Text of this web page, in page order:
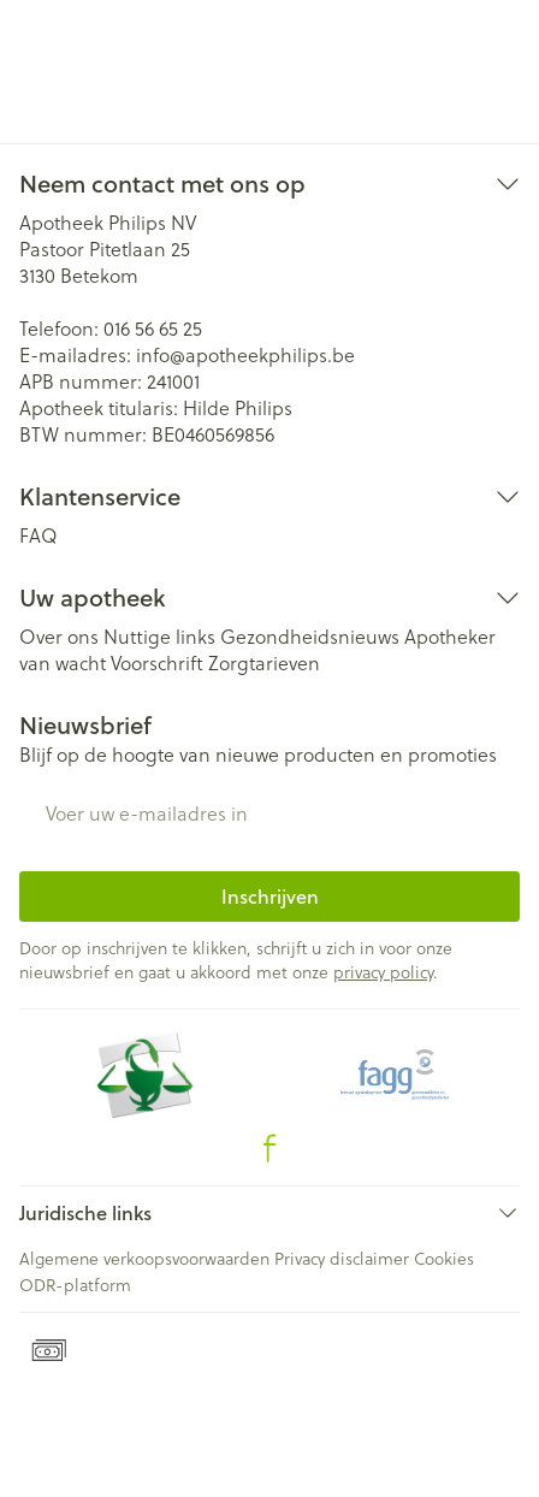
Neem contact met ons op
Apotheek Philips NV
Pastoor Pitetlaan 25
3130 Betekom
Telefoon: 016 56 65 25
E-mailadres: info@apotheekphilips.be
APB nummer: 241001
Apotheek titularis: Hilde Philips
BTW nummer: BE0460569856
Klantenservice
FAQ
Uw apotheek
Over ons Nuttige links Gezondheidsnieuws Apotheker
van wachtVoorschriftZorgtarieven
Nieuwsbrief
Blijf op de hoogte van nieuwe producten en promoties
Inschrijven
Door op inschrijven te klikken, schrijft u zich in voor onze
nieuwsbrief en gaat u akkoord met onze privacy policy.
Juridische links
Algemene verkoopsvoorwaarden Privacy disclaimer Cookies
ODR-platform